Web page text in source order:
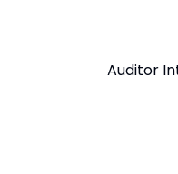
Auditor